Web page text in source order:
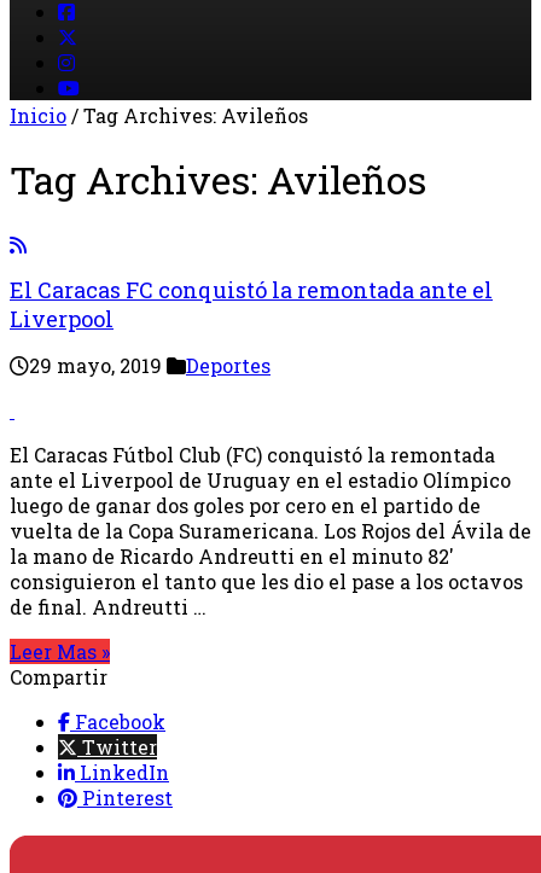
Inicio/Tag Archives: Avileños
Tag Archives: Avileños
El Caracas FC conquistó la remontada ante el
Liverpool
29 mayo, 2019 Deportes
El Caracas Fútbol Club (FC) conquistó la remontada
ante el Liverpool de Uruguay en el estadio Olímpico
luego de ganar dos goles por cero en el partido de
vuelta de la Copa Suramericana. Los Rojos del Ávila de
la mano de Ricardo Andreutti en el minuto 82′
consiguieron el tanto que les dio el pase a los octavos
de final. Andreutti …
Leer Mas »
Compartir
Facebook
Twitter
LinkedIn
Pinterest